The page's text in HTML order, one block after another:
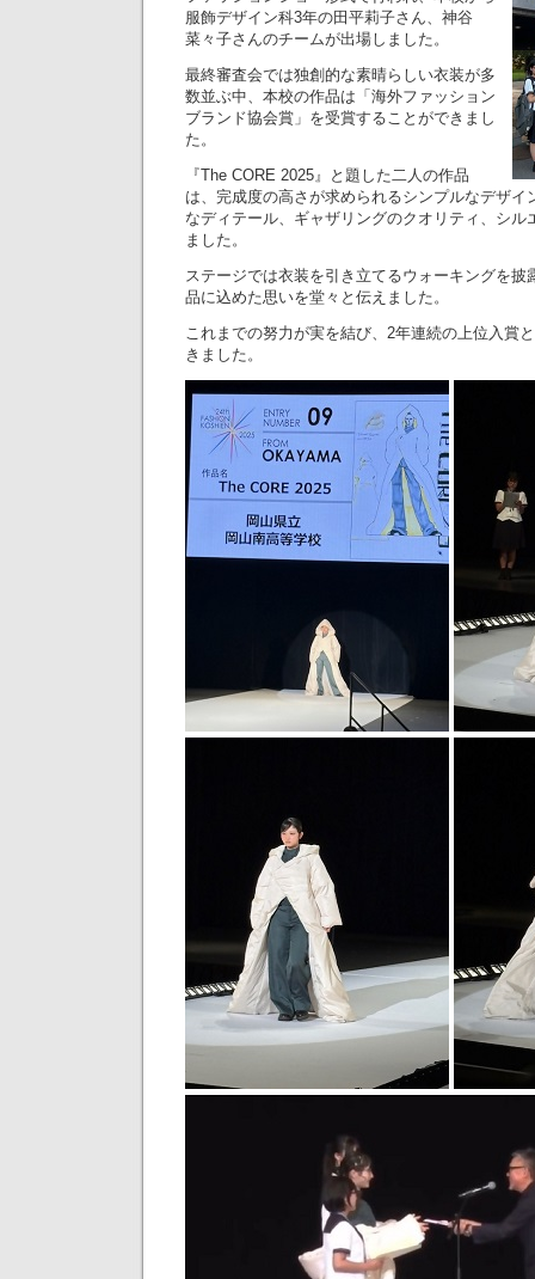
服飾デザイン科3年の田平莉子さん、神谷
菜々子さんのチームが出場しました。
最終審査会では独創的な素晴らしい衣装が多
数並ぶ中、本校の作品は「海外ファッション
ブランド協会賞」を受賞することができまし
た。
『The CORE 2025』と題した二人の作品
は、完成度の高さが求められるシンプルなデザイ
なディテール、ギャザリングのクオリティ、シル
ました。
ステージでは衣装を引き立てるウォーキングを披
品に込めた思いを堂々と伝えました。
これまでの努力が実を結び、2年連続の上位入賞
きました。